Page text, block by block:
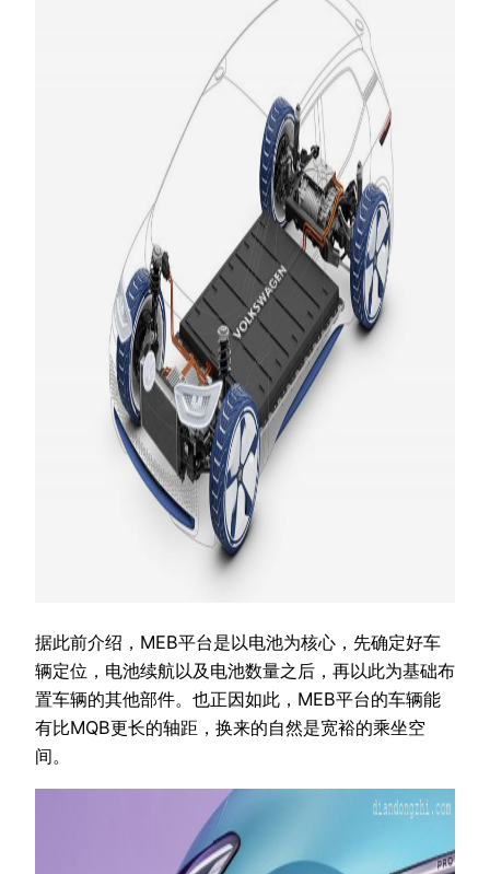
据此前介绍，MEB平台是以电池为核心，先确定好车
辆定位，电池续航以及电池数量之后，再以此为基础布
置车辆的其他部件。也正因如此，MEB平台的车辆能
有比MQB更长的轴距，换来的自然是宽裕的乘坐空
间。